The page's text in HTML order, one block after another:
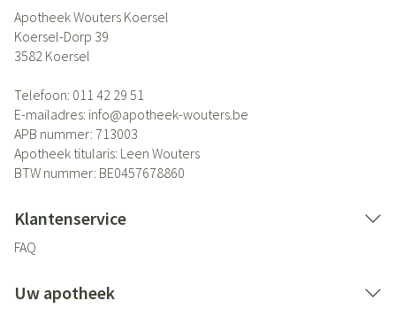
Apotheek Wouters Koersel
Koersel-Dorp 39
3582 Koersel
Telefoon: 011 42 29 51
E-mailadres: info@apotheek-wouters.be
APB nummer: 713003
Apotheek titularis: Leen Wouters
BTW nummer: BE0457678860
Klantenservice
FAQ
Uw apotheek